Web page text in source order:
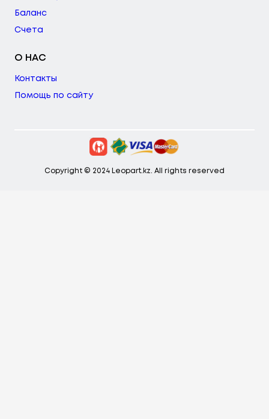
Баланс
Счета
О НАС
Контакты
Помощь по сайту
Copyright © 2024 Leopart.kz. All rights reserved